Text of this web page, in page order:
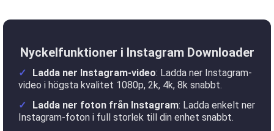
Nyckelfunktioner i Instagram Downloader
Ladda ner Instagram-video: Ladda ner Instagram-
video i högsta kvalitet 1080p, 2k, 4k, 8k snabbt.
Ladda ner foton från Instagram: Ladda enkelt ner
Instagram-foton i full storlek till din enhet snabbt.